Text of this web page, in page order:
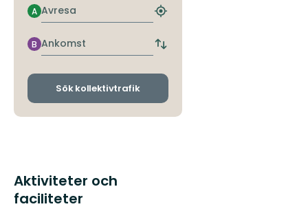
Avresa
A
Hitta
hållplats
Ankomst
B
Byt
och
Sök kollektivtrafik
Aktiviteter och
faciliteter